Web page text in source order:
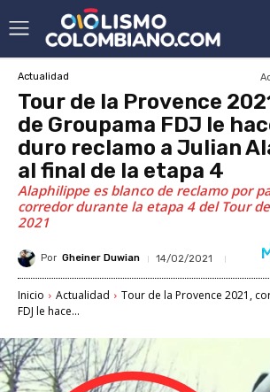
Actualidad
Tour de la Provence
de Groupama FDJ le
duro reclamo a Julian
al final de la etapa 4
Alaphilippe es blanco de reclamo por
corredor durante la etapa 4 del Tour
2021
Por Gheiner Duwian 14/02/2021
Inicio Actualidad
Tour de la Provence 2021,
FDJ le hace...